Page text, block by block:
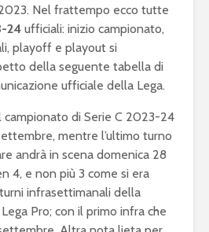
Nel frattempo ecco tutte
24 ufficiali: inizio campionato,
playoff e playout si
della seguente tabella di
ufficiale della Lega.
campionato di Serie C 2023-24
mentre l’ultimo turno
andrà in scena domenica 28
4, e non più 3 come si era
infrasettimanali della
Pro; con il primo infra che